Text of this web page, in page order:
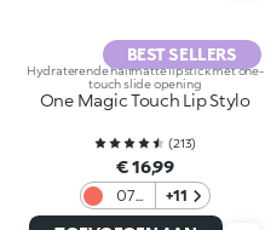
BEST SELLERS
Hydraterende halfmatte lipstick met one-
touch slide opening
One Magic Touch Lip Stylo
(213)
€ 16,99
07
Coral
+11